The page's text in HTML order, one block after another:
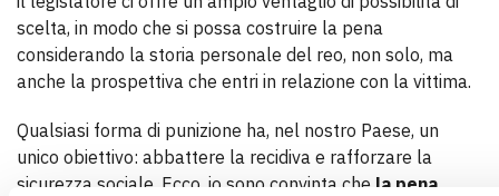
scelta, in modo che si possa costruire la pena
considerando la storia personale del reo, non solo, ma
anche la prospettiva che entri in relazione con la vittima.
Qualsiasi forma di punizione ha, nel nostro Paese, un
unico obiettivo: abbattere la recidiva e rafforzare la
sicurezza sociale. Ecco, io sono convinta che la pena